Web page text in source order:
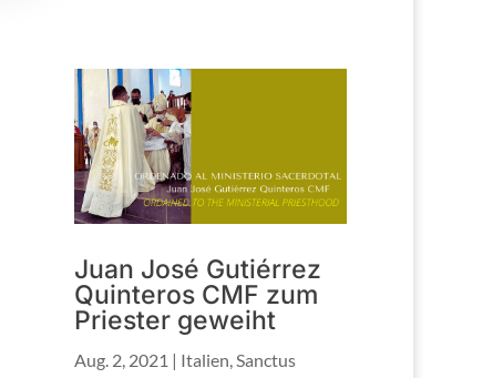
Juan José Gutiérrez
Quinteros CMF zum
Priester geweiht
Aug. 2, 2021 | Italien,Sanctus